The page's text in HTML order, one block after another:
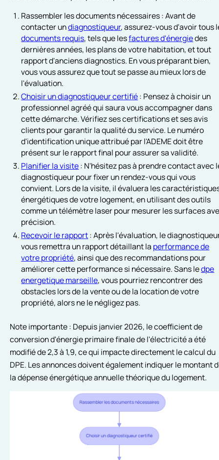
Rassembler les documents nécessaires : Avant de
contacter undiagnostiqueur, assurez-vous d'avoir tous
documents requis, tels que lesfactures d'énergiedes
dernières années, les plans de votre habitation, et tout
rapport d'anciens diagnostics. En vous préparant bien,
vous vous assurez que tout se passe au mieux lors de
l'évaluation.
Choisir un diagnostiqueur certifié: Pensez à choisir un
professionnel agréé qui saura vous accompagner dans
cette démarche. Vérifiez ses certifications et ses avis
clients pour garantir la qualité du service. Le numéro
d'identification unique attribué par l'ADEME doit être
présent sur le rapport final pour assurer sa validité.
Planifier la visite: N'hésitez pas à prendre contact avec
diagnostiqueur pour fixer un rendez-vous qui vous
convient. Lors de la visite, il évaluera les
énergétiques de votre logement, en utilisant des outils
comme un télémètre laser pour mesurer les surfaces
précision.
Recevoir le rapport: Après l'évaluation, le
vous remettra un rapport détaillant la performance de
votre propriété, ainsi que des recommandations pour
améliorer cette performance si nécessaire. Sans ledpe
energetique marseille, vous pourriez rencontrer des
obstacles lors de la vente ou de la location de votre
propriété, alors ne le négligez pas.
Note importante : Depuis janvier 2026, le coefficient de
conversion d'énergie primaire finale de l'électricité a été
modifié de 2,3 à 1,9, ce qui impacte directement le calcul du
DPE. Les annonces doivent également indiquer le montant
la dépense énergétique annuelle théorique du logement.